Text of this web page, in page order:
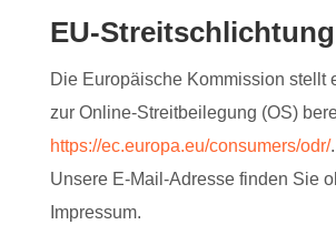
EU-Streitschlichtung
Die Europäische Kommission stellt
zur Online-Streitbeilegung (OS)
https://ec.europa.eu/consumers/odr/.
Unsere E-Mail-Adresse finden Sie
Impressum.